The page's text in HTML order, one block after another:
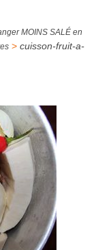
MOINS SALÉ en
> cuisson-fruit-a-